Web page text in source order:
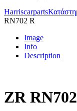
Harriscarparts
RN702 R
Image
Info
Description
ZR